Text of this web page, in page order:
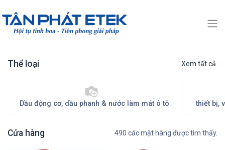
Thể loại Xem tất cả
Dầu động cơ, dầu phanh & nước làm mát ô tô thiết bị,
Cửa hàng 490 các mặt hàng được tìm thấy.